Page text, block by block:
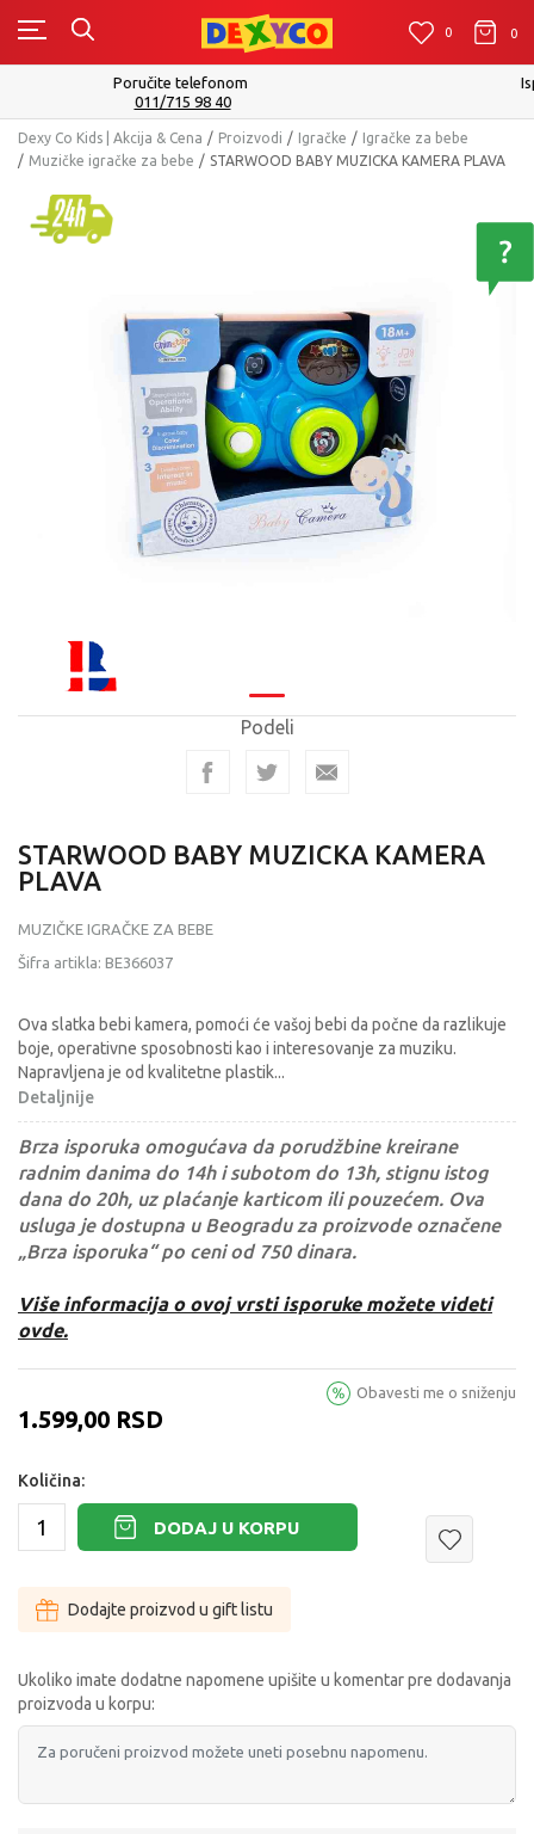
0 0 0
Isporuku možete očekivati u roku od 2 do 4 radna dana!
Pogledaj više
Dexy Co Kids | Akcija & Cena Proizvodi Igračke
Igračke za bebe
Muzičke igračke za bebe
STARWOOD BABY MUZICKA KAMERA PLAVA
Podeli
STARWOOD BABY MUZICKA KAMERA
PLAVA
MUZIČKE IGRAČKE ZA BEBE
Šifra artikla: BE366037
Ova slatka bebi kamera, pomoći će vašoj bebi da počne da razlikuje
boje, operativne sposobnosti kao i interesovanje za muziku.
Napravljena je od kvalitetne plastik...
Detaljnije
Brza isporuka omogućava da porudžbine kreirane
radnim danima do 14h i subotom do 13h, stignu istog
dana do 20h, uz plaćanje karticom ili pouzećem. Ova
usluga je dostupna u Beogradu za proizvode označene
„Brza isporuka“ po ceni od 750 dinara.
Više informacija o ovoj vrsti isporuke možete videti
ovde.
1.599,00 RSD
Obavesti me o sniženju
Količina:
DODAJ U KORPU
Dodajte proizvod u gift listu
Ukoliko imate dodatne napomene upišite u komentar pre dodavanja
proizvoda u korpu: